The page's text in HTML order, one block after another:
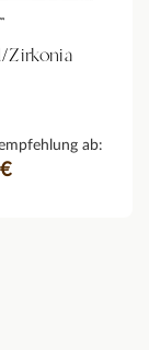
Zirkonia
ab: